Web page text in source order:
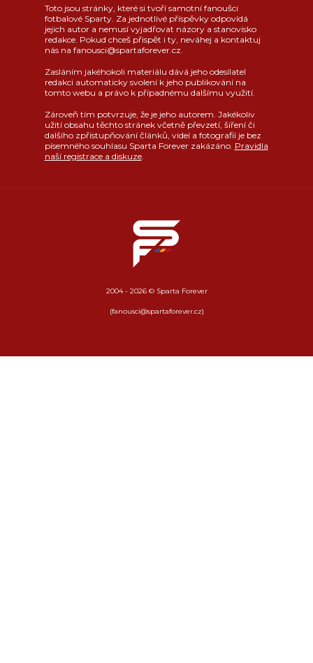
Toto jsou stránky, které si tvoří samotní fanoušci
fotbalové Sparty. Za jednotlivé příspěvky odpovídá
jejich autor a nemusí vyjadřovat názory a stanovisko
redakce. Pokud chceš přispět i ty, neváhej a kontaktuj
nás na fanousci@spartaforever.cz.
Zasláním jakéhokoli materiálu dává jeho odesílatel
redakci automaticky svolení k jeho publikování na
tomto webu a právo k případnému dalšímu využití.
Zároveň tím potvrzuje, že je jeho autorem. Jakékoliv
užití obsahu těchto stránek včetně převzetí, šíření či
dalšího zpřístupňování článků, videí a fotografií je bez
písemného souhlasu Sparta Forever zakázáno. Pravidla
naší registrace a diskuze.
2004 - 2026 © Sparta Forever
(fanousci@spartaforever.cz)